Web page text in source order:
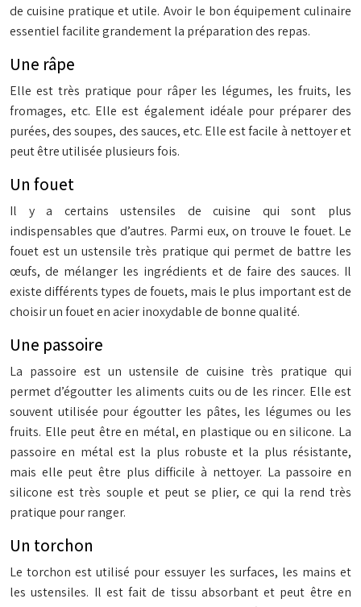
de cuisine pratique et utile. Avoir le bon équipement culinaire
essentiel facilite grandement la préparation des repas.
Une râpe
Elle est très pratique pour râper les légumes, les fruits, les
fromages, etc. Elle est également idéale pour préparer des
purées, des soupes, des sauces, etc. Elle est facile à nettoyer et
peut être utilisée plusieurs fois.
Un fouet
Il y a certains ustensiles de cuisine qui sont plus
indispensables que d’autres. Parmi eux, on trouve le fouet. Le
fouet est un ustensile très pratique qui permet de battre les
œufs, de mélanger les ingrédients et de faire des sauces. Il
existe différents types de fouets, mais le plus important est de
choisir un fouet en acier inoxydable de bonne qualité.
Une passoire
La passoire est un ustensile de cuisine très pratique qui
permet d’égoutter les aliments cuits ou de les rincer. Elle est
souvent utilisée pour égoutter les pâtes, les légumes ou les
fruits. Elle peut être en métal, en plastique ou en silicone. La
passoire en métal est la plus robuste et la plus résistante,
mais elle peut être plus difficile à nettoyer. La passoire en
silicone est très souple et peut se plier, ce qui la rend très
pratique pour ranger.
Un torchon
Le torchon est utilisé pour essuyer les surfaces, les mains et
les ustensiles. Il est fait de tissu absorbant et peut être en